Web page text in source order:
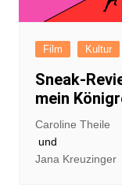
Film Kultur
Sneak-
mein
Caroline Theile
und
Jana Kreuzinger